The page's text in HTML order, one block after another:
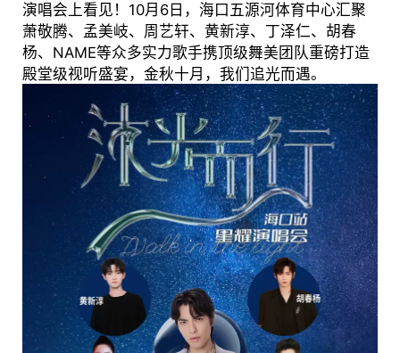
演唱会上看见！10月6日，海口五源河体育中心汇聚
萧敬腾、孟美岐、周艺轩、黄新淳、丁泽仁、胡春
杨、NAME等众多实力歌手携顶级舞美团队重磅打造
殿堂级视听盛宴，金秋十月，我们追光而遇。